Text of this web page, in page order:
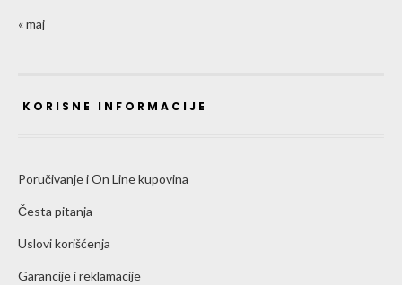
« maj
KORISNE INFORMACIJE
Poručivanje i On Line kupovina
Česta pitanja
Uslovi korišćenja
Garancije i reklamacije